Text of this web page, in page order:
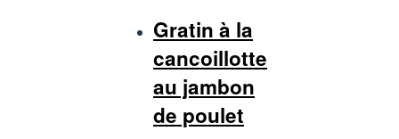
Gratin à la
cancoillotte
au jambon
de poulet